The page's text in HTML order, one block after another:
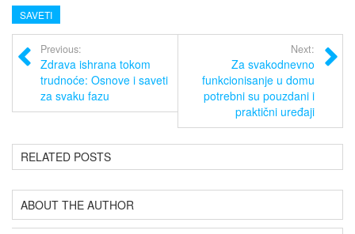
SAVETI
Previous:
Zdrava ishrana tokom
trudnoće: Osnove i saveti
za svaku fazu
Next:
Za svakodnevno
funkcionisanje u domu
potrebni su pouzdani i
praktični uređaji
RELATED POSTS
ABOUT THE AUTHOR